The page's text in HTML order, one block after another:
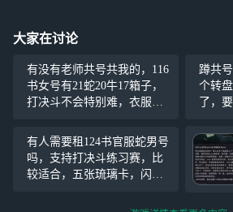
大家在讨论
有没有老师共号共我的，116
书女号有21蛇20牛17箱子，
打决斗不会特别难，衣服不
致14.30，除了宝石金币名字
其它都可以用，可以和朋友
说是你的号，我上下线会说
蹲共
个转
了，
有人需要租124书官服蛇男号
吗，支持打决斗练习赛，比
较适合，五张琉璃卡，闪电
独角兽，紫卡大部分17级 3r/